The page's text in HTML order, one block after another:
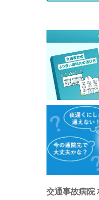
交通事故病院